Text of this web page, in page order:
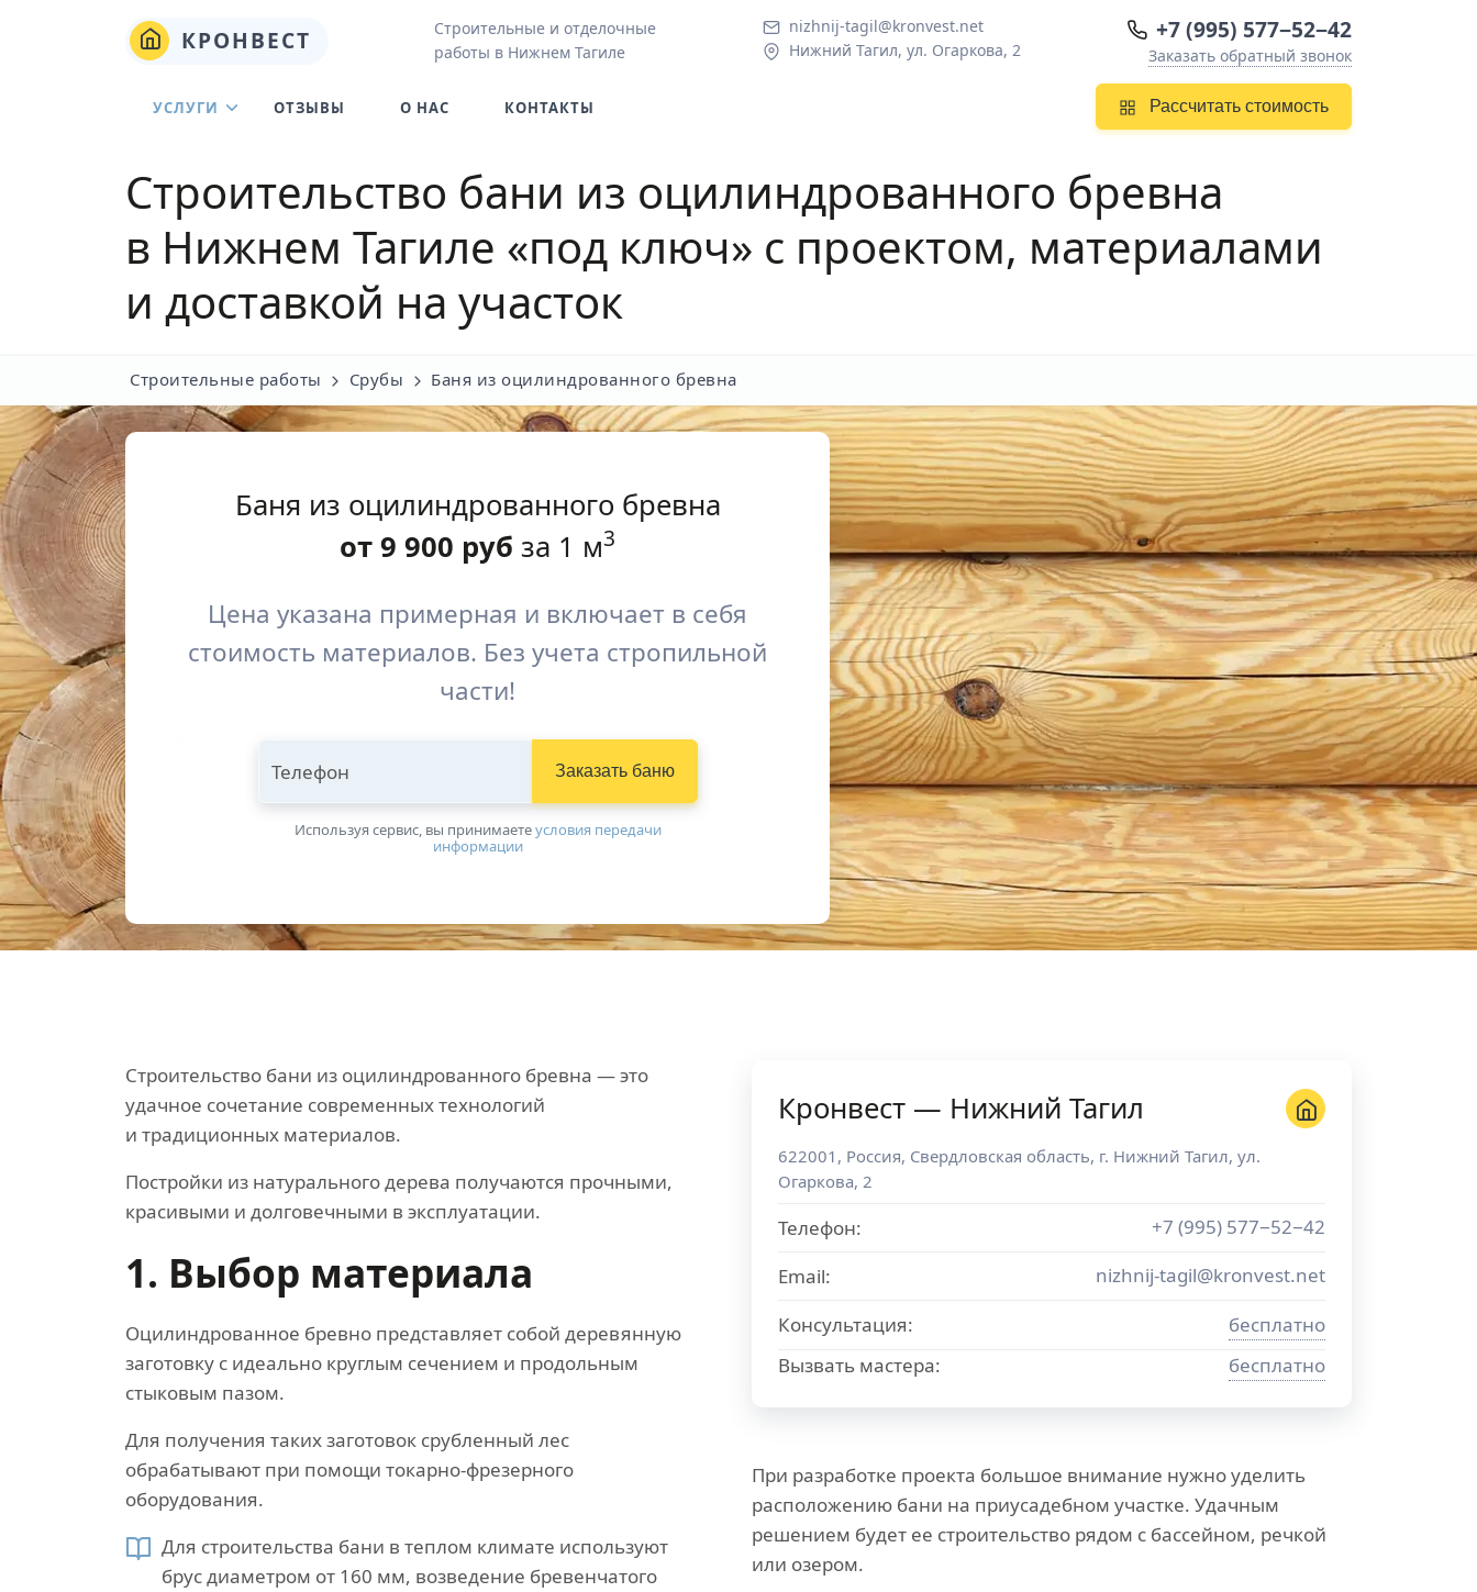
КРОНВЕСТ
Строительные и отделочные
работы в Нижнем Тагиле
nizhnij-tagil@kronvest.net
Нижний Тагил, ул. Огаркова, 2
+7 (995) 577−52−42
Заказать обратный звонок
Рассчитать стоимость
УСЛУГИ ОТЗЫВЫ О НАС КОНТАКТЫ
Строительство бани из оцилиндрованного бревна
в Нижнем Тагиле «под ключ» с проектом, материалами
и доставкой на участок
Строительные работы Срубы Баня из оцилиндрованного бревна
Баня из оцилиндрованного бревна
от 9 900 руб за 1 м3
Цена указана примерная и включает в себя
стоимость материалов. Без учета стропильной
части!
Телефон Заказать баню
Используя сервис, вы принимаетeусловия передачи
информации
Строительство бани из оцилиндрованного бревна — это
удачное сочетание современных технологий
и традиционных материалов.
Постройки из натурального дерева получаются прочными,
красивыми и долговечными в эксплуатации.
1. Выбор материала
Оцилиндрованное бревно представляет собой деревянную
заготовку с идеально круглым сечением и продольным
стыковым пазом.
Для получения таких заготовок срубленный лес
обрабатывают при помощи токарно-фрезерного
оборудования.
Для строительства бани в теплом климате используют
брус диаметром от 160 мм, возведение бревенчатого
Кронвест — Нижний Тагил
622001 , Россия, Свердловская область, г. Нижний Тагил, ул.
Огаркова, 2
Телефон:
+7 (995) 577−52−42
Email:
nizhnij-tagil@kronvest.net
Консультация:
бесплатно
Вызвать мастера:
бесплатно
При разработке проекта большое внимание нужно уделить
расположению бани на приусадебном участке. Удачным
решением будет ее строительство рядом с бассейном, речкой
или озером.